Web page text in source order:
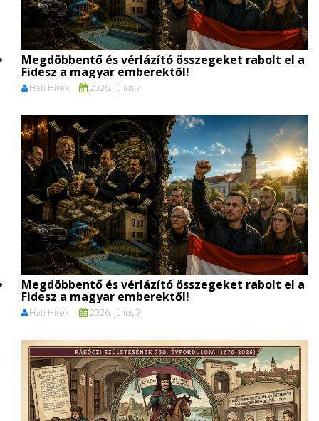
Megdöbbentő és vérlázító összegeket rabolt el a
Fidesz a magyar emberektől!
Heti Hírek 2026. július 7.
Megdöbbentő és vérlázító összegeket rabolt el a
Fidesz a magyar emberektől!
Heti Hírek 2026. július 7.